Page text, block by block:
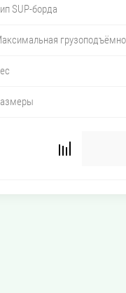
SUP-борда